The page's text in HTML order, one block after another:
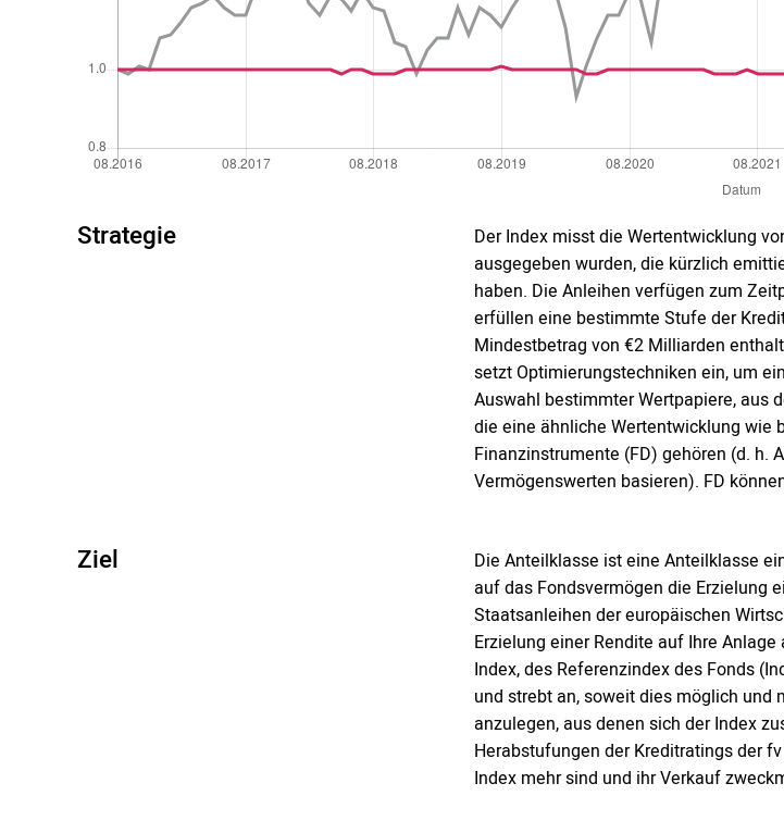
Strategie
Der Index misst die Wertentwicklung
ausgegeben wurden, die kürzlich
haben. Die Anleihen verfügen zum
erfüllen eine bestimmte Stufe der
Mindestbetrag von €2 Milliarden
setzt Optimierungstechniken ein, um
Auswahl bestimmter Wertpapiere, aus
die eine ähnliche Wertentwicklung wie
Finanzinstrumente (FD) gehören (d. h.
Vermögenswerten basieren). FD
Ziel
Die Anteilklasse ist eine Anteilklasse
auf das Fondsvermögen die Erzielung
Staatsanleihen der europäischen
Erzielung einer Rendite auf Ihre
Index, des Referenzindex des Fonds
und strebt an, soweit dies möglich und
anzulegen, aus denen sich der Index
Herabstufungen der Kreditratings der
Index mehr sind und ihr Verkauf